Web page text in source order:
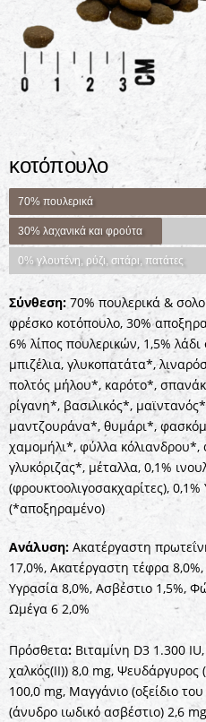
κοτόπουλο
70% πουλερικά
30% λαχανικά και φρούτα
0% γλουτένη, ρύζι, σιτάρι, πατάτες
Σύνθεση: 70% πουλερικά &
φρέσκο ​​κοτόπουλο, 30%
6% λίπος πουλερικών, 1,5%
μπιζέλια, γλυκοπατάτα*,
πολτός μήλου*, καρότο*,
ρίγανη*, βασιλικός*,
μαντζουράνα*, θυμάρι*,
χαμομήλι*, φύλλα κόλιανδρου*,
γλυκόριζας*, μέταλλα, 0,1%
(φρουκτοολιγοσακχαρίτες),
(*αποξηραμένο)
Ανάλυση: Ακατέργαστη
17,0%, Ακατέργαστη τέφρα
Υγρασία 8,0%, Ασβέστιο 1,5%,
Ωμέγα 6 2,0%
Πρόσθετα: Βιταμίνη D3 1.300
χαλκός(II)) 8,0 mg, Ψευδάργυρος
100,0 mg, Μαγγάνιο (οξείδιο
(άνυδρο ιωδικό ασβέστιο) 2,6